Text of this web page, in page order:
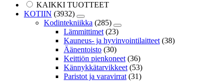
KAIKKI TUOTTEET
KOTIIN (3932)
Kodintekniikka (285)
Lämmittimet (23)
Kauneus- ja hyvinvointilaitteet (38)
Äänentoisto (30)
Keittiön pienkoneet (36)
Kännykkätarvikkeet (53)
Paristot ja varavirrat (31)